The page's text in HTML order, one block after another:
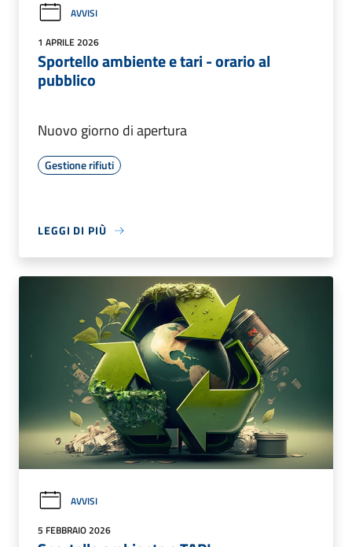
AVVISI
1 APRILE 2026
Sportello ambiente e tari - orario al
pubblico
Nuovo giorno di apertura
Gestione rifiuti
LEGGI DI PIÙ
AVVISI
5 FEBBRAIO 2026